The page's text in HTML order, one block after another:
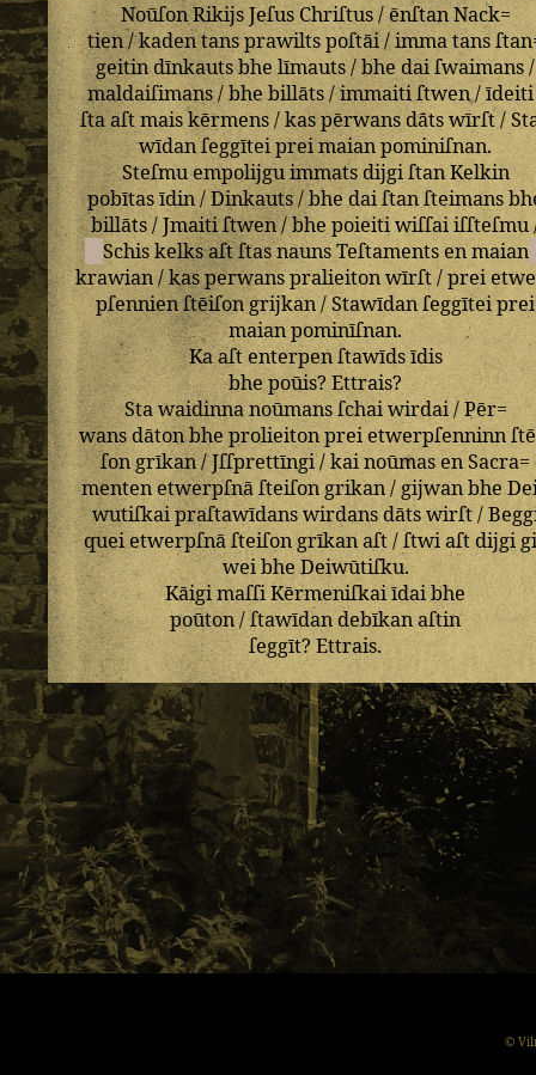
NoūſonRikijsJeſusChriſtus/ēnſtanNack=
tien/kadentansprawilts poſtāi/imma tans
geitindīnkautsbhe līmauts/bhe daiſwaimans/
maldaiſimans/bhebillāts/immaitiſtwen/īdeiti
ſtaaſtmais kērmens/kaspērwans dāts wīrſt/
wīdanſeggītei prei maian pominiſnan.
Steſmuempolijguimmats dijgiſtanKelkin
pobītasīdin/Dinkauts/bhedai ſtan ſteimans
billāts/Jmaitiſtwen/bhe poieiti wiſſaiiſſteſmu
SchiskelksaſtſtasnaunsTeſtamentsenmaian
krawian/kasperwanspralieitonwīrſt/prei
pſennienſtēiſon grijkan/Stawīdanſeggīteiprei
maianpominīſnan.
Kaaſtenterpenſtawīdsīdis
bhepoūis?Ettrais?
Stawaidinnanoūmansſchaiwirdai/Pēr=
wansdātonbheprolieitonpreietwerpſenninn
ſon grīkan/Jſſprettīngi/kainoūmasen Sacra=
mentenetwerpſnāſteiſongrikan/gijwan bhe
wutiſkaipraſtawīdanswirdansdātswirſt/
queietwerpſnāſteiſongrīkanaſt/ſtwiaſtdijgi
weibheDeiwūtiſku.
KāigimaſſiKērmeniſkaiīdaibhe
poūton/ſtawīdandebīkanaſtin
ſeggīt?Ettrais.
©